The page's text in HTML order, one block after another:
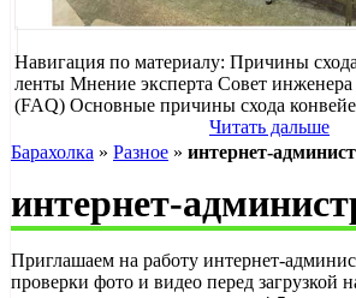
Навигация по материалу: Причины
ленты Мнение эксперта Совет
(FAQ) Основные причины схода
Читать дальше
Барахолка » Разное » интернет-
интернет-
Приглашаем на работу интернет-
проверки фото и видео перед загрузкой